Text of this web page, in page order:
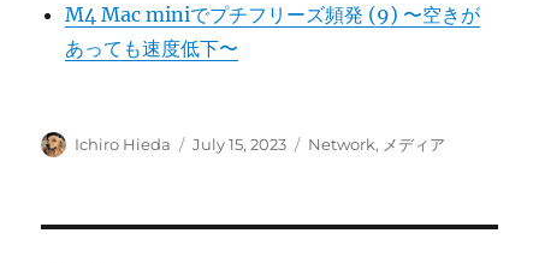
M4 Mac miniでプチフリーズ頻発 (9) 〜空きが
あっても速度低下〜
Author
Ichiro Hieda
Posted
July 15, 2023 Categories
Network, メディア